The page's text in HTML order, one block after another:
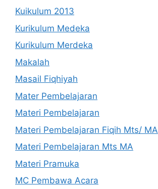
Kuikulum 2013
Kurikulum Medeka
Kurikulum Merdeka
Makalah
Masail Fiqhiyah
Mater Pembelajaran
Materi Pembelajaran
Materi Pembelajaran Fiqih Mts/ MA
Materi Pembelajaran Mts MA
Materi Pramuka
MC Pembawa Acara